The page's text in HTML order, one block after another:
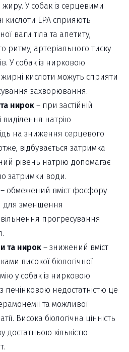
У собак із серцевими
кислоти ЕРА сприяють
ваги тіла та апетиту,
ритму, артеріального тиску
У собак із нирковою
жирні кислоти можуть сприяти
захворювання.
нирок – при застійній
виділення натрію
на зниження серцевого
відбувається затримка
рівень натрію допомагає
затримки води.
– обмежений вміст фосфору
для зменшення
прогресування
та нирок – знижений вміст
високої біологічної
у собак із нирковою
печінковою недостатністю це
та можливої
Висока біологічна цінність
достатньою кількістю